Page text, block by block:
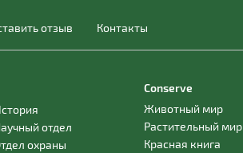
отзыв Контакты
отдел
охраны
Conserve
Животный мир
Растительный мир
Красная книга